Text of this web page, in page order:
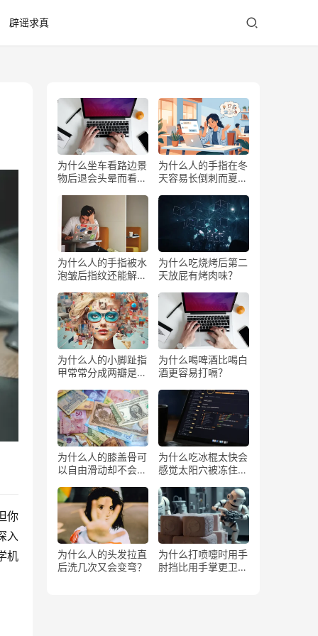
辟谣求真
你
入
机
为什么坐车看路边景
物后退会头晕而看前
为什么人的手指在冬
天容易长倒刺而夏天
为什么人的手指被水
泡皱后指纹还能解锁
为什么吃烧烤后第二
天放屁有烤肉味？
为什么人的小脚趾指
甲常常分成两瓣是返
为什么喝啤酒比喝白
酒更容易打嗝？
为什么人的膝盖骨可
以自由滑动却不会掉
为什么吃冰棍太快会
感觉太阳穴被冻住了
为什么人的头发拉直
后洗几次又会变弯？
为什么打喷嚏时用手
肘挡比用手掌更卫